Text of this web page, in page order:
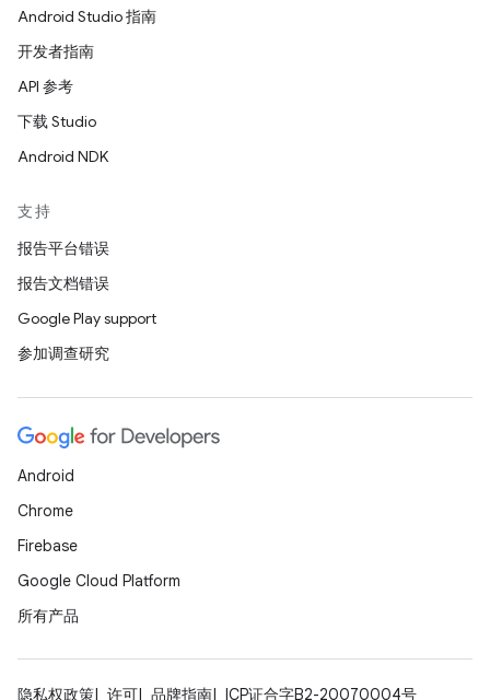
Android Studio 指南
开发者指南
API 参考
下载 Studio
Android NDK
支持
报告平台错误
报告文档错误
Google Play support
参加调查研究
Android
Chrome
Firebase
Google Cloud Platform
所有产品
隐私权政策 许可 品牌指南 ICP证合字B2-20070004号